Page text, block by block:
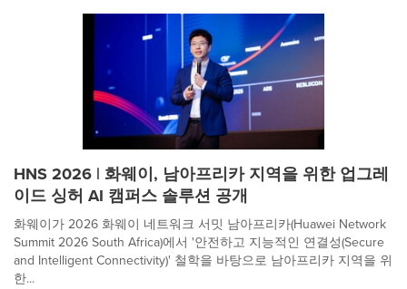
HNS 2026 | 화웨이, 남아프리카 지역을 위한 업그레
이드 싱허 AI 캠퍼스 솔루션 공개
화웨이가 2026 화웨이 네트워크 서밋 남아프리카(Huawei Network
Summit 2026 South Africa)에서 '안전하고 지능적인 연결성(Secure
and Intelligent Connectivity)' 철학을 바탕으로 남아프리카 지역을 위
한...